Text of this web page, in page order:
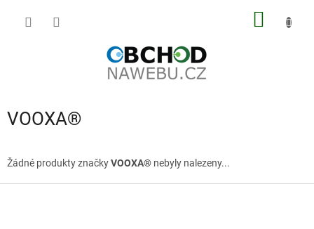
VOOXA®
Žádné produkty značkyVOOXA® nebyly nalezeny...